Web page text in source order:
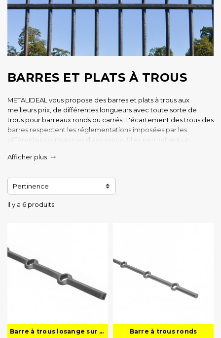
BARRES ET PLATS À TROUS
METALIDEAL vous propose des barres et plats à trous aux
meilleurs prix, de différentes longueurs avec toute sorte de
trous pour barreaux ronds ou carrés. L'écartement des trous des
barres respectent les réglementations imposées par les
différentes compagnies d'assurance. Elles permettent un
Afficher plus 
Pertinence
Il y a 6 produits.
Barre à trous losange sur arrête Barre à trous ronds